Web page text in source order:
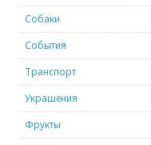
Собаки
События
Транспорт
Украшения
Фрукты